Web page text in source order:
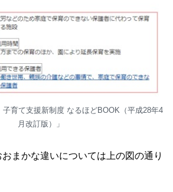
子育て支援新制度 なるほどBOOK（平成28年4
月改訂版）」
まかな違いについては上の図の通り